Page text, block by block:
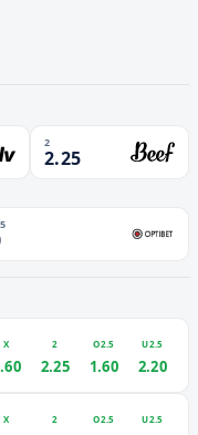
2
2.25
X 2
2.25
O2.5
1.60
U2.5
2.20
X 2 O2.5 U2.5